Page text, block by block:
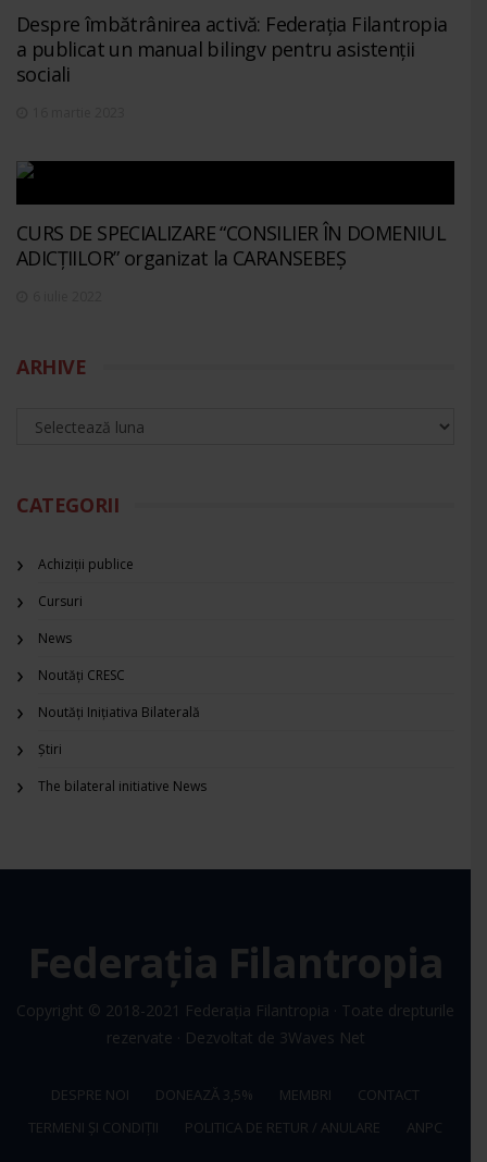
Despre îmbătrânirea activă: Federația Filantropia
a publicat un manual bilingv pentru asistenții
sociali
CURS DE SPECIALIZARE “CONSILIER ÎN DOMENIUL
ADICȚIILOR” organizat la CARANSEBEȘ
ARHIVE
CATEGORII
Achiziții publice
Cursuri
News
Noutăți CRESC
Noutăți Inițiativa Bilaterală
Știri
The bilateral initiative News
Federația Filantropia
Copyright © 2018-2021 Federația Filantropia · Toate drepturile
rezervate · Dezvoltat de 3Waves Net
DESPRE NOI DONEAZĂ 3,5% MEMBRI
CONTACT
TERMENI ȘI CONDIȚII
POLITICA DE RETUR / ANULARE ANPC